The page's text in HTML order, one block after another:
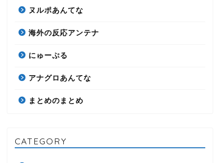
ヌルポあんてな
海外の反応アンテナ
にゅーぷる
アナグロあんてな
まとめのまとめ
CATEGORY